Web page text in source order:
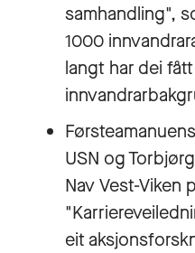
samhandling",
1000
langt har dei
USN og
Nav Vest-Viken
eit